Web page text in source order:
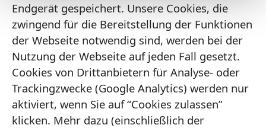
Endgerät gespeichert. Unsere Cookies, die
zwingend für die Bereitstellung der Funktionen
der Webseite notwendig sind, werden bei der
Nutzung der Webseite auf jeden Fall gesetzt.
Cookies von Drittanbietern für Analyse- oder
Trackingzwecke (Google Analytics) werden nur
aktiviert, wenn Sie auf “Cookies zulassen”
klicken. Mehr dazu (einschließlich der